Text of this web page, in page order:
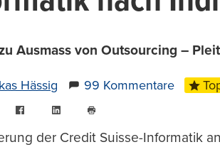
Ausmass von Outsourcing –
Hässig 99 Kommentare
FacebookLinkedIn
drucken
der Credit Suisse-Informatik